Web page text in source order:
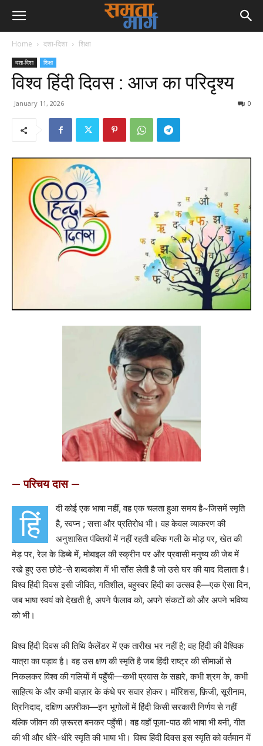
Home दशा-दिशा शिक्षा
दशा-दिशा शिक्षा
विश्व हिंदी दिवस : आज का परिदृश्य
January 11, 2026 0
— परिचय दास —
हिं
दी कोई एक भाषा नहीं, वह एक चलता हुआ समय है~जिसमें स्मृति
है, स्वप्न ; सत्ता और प्रतिरोध भी। वह केवल व्याकरण की
अनुशासित पंक्तियों में नहीं रहती बल्कि गली के मोड़ पर, खेत की
मेड़ पर, रेल के डिब्बे में, मोबाइल की स्क्रीन पर और प्रवासी मनुष्य की जेब में
रखे हुए उस छोटे-से शब्दकोश में भी साँस लेती है जो उसे घर की याद दिलाता है।
विश्व हिंदी दिवस इसी जीवित, गतिशील, बहुस्वर हिंदी का उत्सव है—एक ऐसा दिन,
जब भाषा स्वयं को देखती है, अपने फैलाव को, अपने संकटों को और अपने भविष्य
को भी।
विश्व हिंदी दिवस की तिथि कैलेंडर में एक तारीख भर नहीं है; वह हिंदी की वैश्विक
यात्रा का पड़ाव है। वह उस क्षण की स्मृति है जब हिंदी राष्ट्र की सीमाओं से
निकलकर विश्व की गलियों में पहुँची—कभी प्रवास के सहारे, कभी श्रम के, कभी
साहित्य के और कभी बाज़ार के कंधे पर सवार होकर। मॉरिशस, फ़िजी, सूरीनाम,
त्रिनिदाद, दक्षिण अफ़्रीका—इन भूगोलों में हिंदी किसी सरकारी निर्णय से नहीं
बल्कि जीवन की ज़रूरत बनकर पहुँची। वह वहाँ पूजा-पाठ की भाषा भी बनी, गीत
की भी और धीरे-धीरे स्मृति की भाषा भी। विश्व हिंदी दिवस इस स्मृति को वर्तमान में